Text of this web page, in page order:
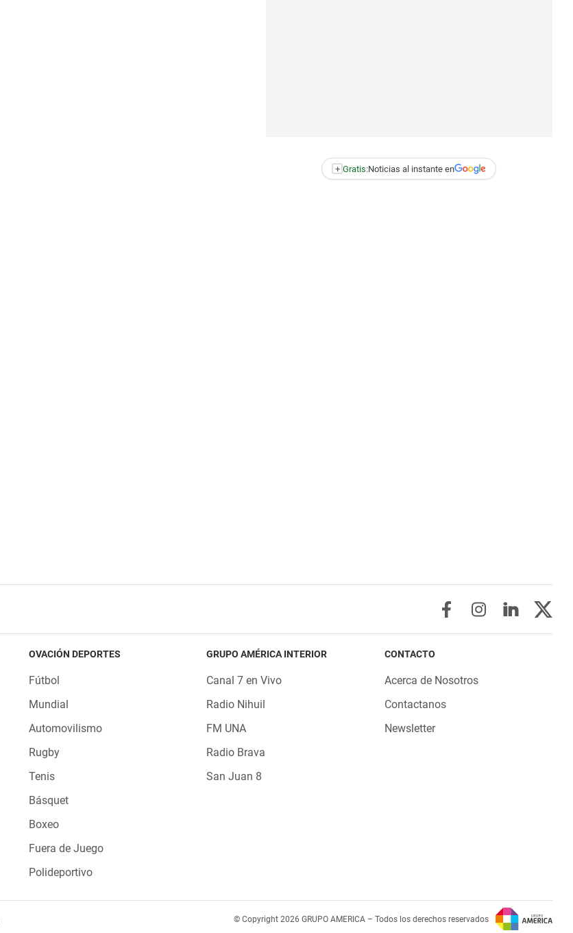
+ Gratis:Noticias al instante en
OVACIÓN DEPORTES
Fútbol
Mundial
Automovilismo
Rugby
Tenis
Básquet
Boxeo
Fuera de Juego
Polideportivo
GRUPO AMÉRICA INTERIOR
Canal 7 en Vivo
Radio Nihuil
FM UNA
Radio Brava
San Juan 8
CONTACTO
Acerca de Nosotros
Contactanos
Newsletter
© Copyright 2026 GRUPO AMERICA – Todos los derechos reservados